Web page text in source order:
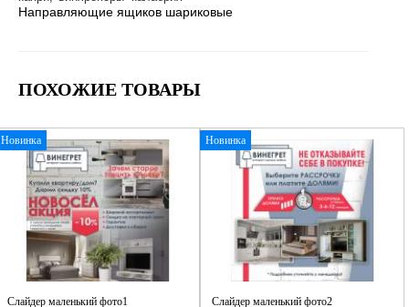
Направляющие ящиков шариковые
ПОХОЖИЕ ТОВАРЫ
Новинка
Слайдер маленький фото1
Новинка
Слайдер маленький фото2